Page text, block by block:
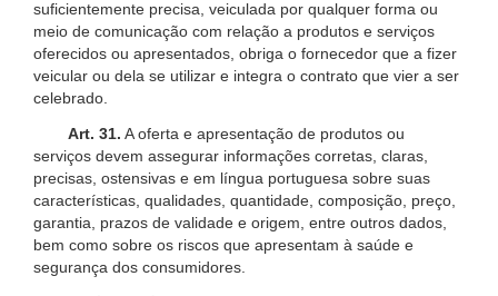
suficientemente precisa, veiculada por qualquer forma ou
meio de comunicação com relação a produtos e serviços
oferecidos ou apresentados, obriga o fornecedor que a fizer
veicular ou dela se utilizar e integra o contrato que vier a ser
celebrado.
Art. 31. A oferta e apresentação de produtos ou
serviços devem assegurar informações corretas, claras,
precisas, ostensivas e em língua portuguesa sobre suas
características, qualidades, quantidade, composição, preço,
garantia, prazos de validade e origem, entre outros dados,
bem como sobre os riscos que apresentam à saúde e
segurança dos consumidores.